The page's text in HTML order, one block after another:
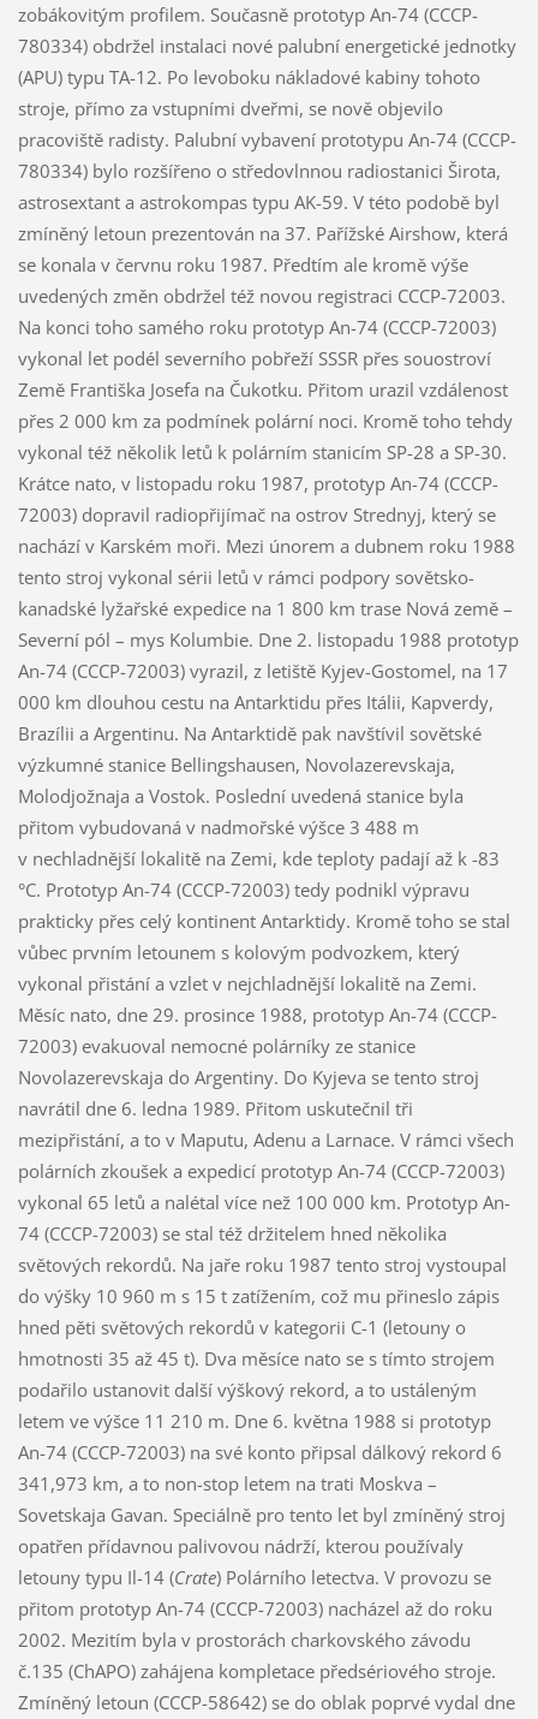
zobákovitým profilem. Současně prototyp An-74 (CCCP-
780334) obdržel instalaci nové palubní energetické jednotky
(APU) typu TA-12. Po levoboku nákladové kabiny tohoto
stroje, přímo za vstupními dveřmi, se nově objevilo
pracoviště radisty. Palubní vybavení prototypu An-74 (CCCP-
780334) bylo rozšířeno o středovlnnou radiostanici Širota,
astrosextant a astrokompas typu AK-59. V této podobě byl
zmíněný letoun prezentován na 37. Pařížské Airshow, která
se konala v červnu roku 1987. Předtím ale kromě výše
uvedených změn obdržel též novou registraci CCCP-72003.
Na konci toho samého roku prototyp An-74 (CCCP-72003)
vykonal let podél severního pobřeží SSSR přes souostroví
Země Františka Josefa na Čukotku. Přitom urazil vzdálenost
přes 2 000 km za podmínek polární noci. Kromě toho tehdy
vykonal též několik letů k polárním stanicím SP-28 a SP-30.
Krátce nato, v listopadu roku 1987, prototyp An-74 (CCCP-
72003) dopravil radiopřijímač na ostrov Strednyj, který se
nachází v Karském moři. Mezi únorem a dubnem roku 1988
tento stroj vykonal sérii letů v rámci podpory sovětsko-
kanadské lyžařské expedice na 1 800 km trase Nová země –
Severní pól – mys Kolumbie. Dne 2. listopadu 1988 prototyp
An-74 (CCCP-72003) vyrazil, z letiště Kyjev-Gostomel, na 17
000 km dlouhou cestu na Antarktidu přes Itálii, Kapverdy,
Brazílii a Argentinu. Na Antarktidě pak navštívil sovětské
výzkumné stanice Bellingshausen, Novolazerevskaja,
Molodjožnaja a Vostok. Poslední uvedená stanice byla
přitom vybudovaná v nadmořské výšce 3 488 m
v nechladnější lokalitě na Zemi, kde teploty padají až k -83
°C. Prototyp An-74 (CCCP-72003) tedy podnikl výpravu
prakticky přes celý kontinent Antarktidy. Kromě toho se stal
vůbec prvním letounem s kolovým podvozkem, který
vykonal přistání a vzlet v nejchladnější lokalitě na Zemi.
Měsíc nato, dne 29. prosince 1988, prototyp An-74 (CCCP-
72003) evakuoval nemocné polárníky ze stanice
Novolazerevskaja do Argentiny. Do Kyjeva se tento stroj
navrátil dne 6. ledna 1989. Přitom uskutečnil tři
mezipřistání, a to v Maputu, Adenu a Larnace. V rámci všech
polárních zkoušek a expedicí prototyp An-74 (CCCP-72003)
vykonal 65 letů a nalétal více než 100 000 km. Prototyp An-
74 (CCCP-72003) se stal též držitelem hned několika
světových rekordů. Na jaře roku 1987 tento stroj vystoupal
do výšky 10 960 m s 15 t zatížením, což mu přineslo zápis
hned pěti světových rekordů v kategorii C-1 (letouny o
hmotnosti 35 až 45 t). Dva měsíce nato se s tímto strojem
podařilo ustanovit další výškový rekord, a to ustáleným
letem ve výšce 11 210 m. Dne 6. května 1988 si prototyp
An-74 (CCCP-72003) na své konto připsal dálkový rekord 6
341,973 km, a to non-stop letem na trati Moskva –
Sovetskaja Gavan. Speciálně pro tento let byl zmíněný stroj
opatřen přídavnou palivovou nádrží, kterou používaly
letouny typu Il-14 (Crate) Polárního letectva. V provozu se
přitom prototyp An-74 (CCCP-72003) nacházel až do roku
2002. Mezitím byla v prostorách charkovského závodu
č.135 (ChAPO) zahájena kompletace předsériového stroje.
Zmíněný letoun (CCCP-58642) se do oblak poprvé vydal dne